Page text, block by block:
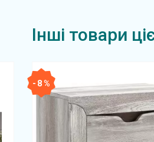
Інші товари
- 8 %